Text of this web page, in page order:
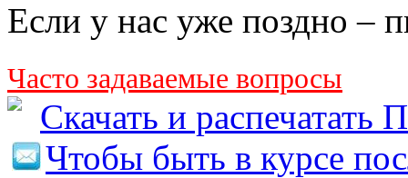
Если у нас уже поздно –
Часто задаваемые вопросы
Скачать и
Чтобы быть в курсе